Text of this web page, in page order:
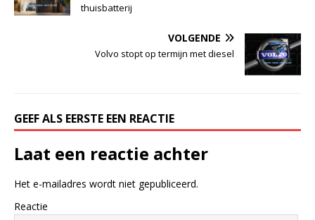
thuisbatterij
VOLGENDE
Volvo stopt op termijn met diesel
GEEF ALS EERSTE EEN REACTIE
Laat een reactie achter
Het e-mailadres wordt niet gepubliceerd.
Reactie